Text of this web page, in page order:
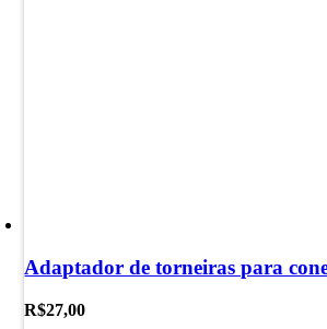
Adaptador de torneiras para
R$27,00